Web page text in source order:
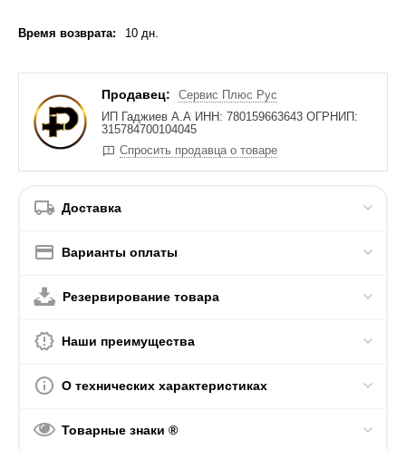
Время возврата: 10 дн.
Продавец:
Сервис Плюс Рус
ИП Гаджиев А.А ИНН: 780159663643 ОГРНИП:
315784700104045
Спросить продавца о товаре
Доставка
Варианты оплаты
Резервирование товара
Наши преимущества
О технических характеристиках
Товарные знаки ®